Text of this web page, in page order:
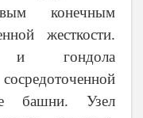
конечным
жесткости.
и гондола
башни. Узел